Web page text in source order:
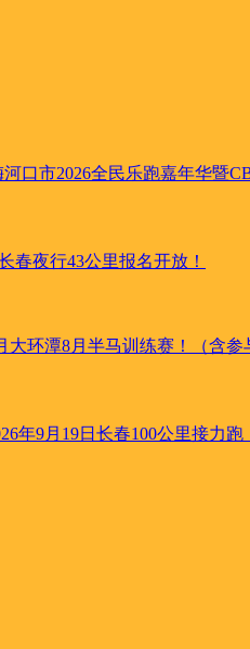
河口市2026全民乐跑嘉年华暨
春夜行43公里报名开放！
大环潭8月半马训练赛！（含参
年9月19日长春100公里接力跑